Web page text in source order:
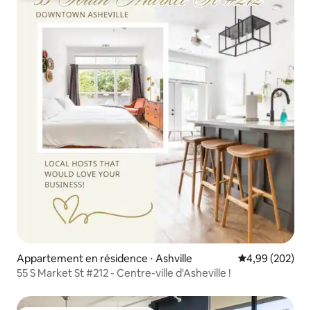
Appartement en résidence ⋅ Ashville Évaluation
4,99 (202)
55 S Market St #212 - Centre-ville d'Asheville !